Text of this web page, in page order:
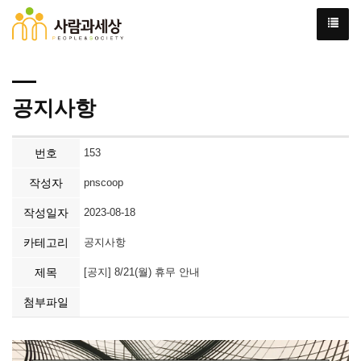
공지사항
번호 153
작성자 pnscoop
작성일자 2023-08-18
카테고리 공지사항
제목 [공지] 8/21(월) 휴무 안내
첨부파일